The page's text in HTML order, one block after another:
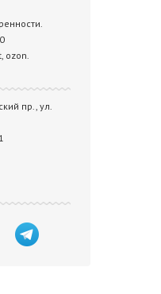
ozon.
пр., ул.